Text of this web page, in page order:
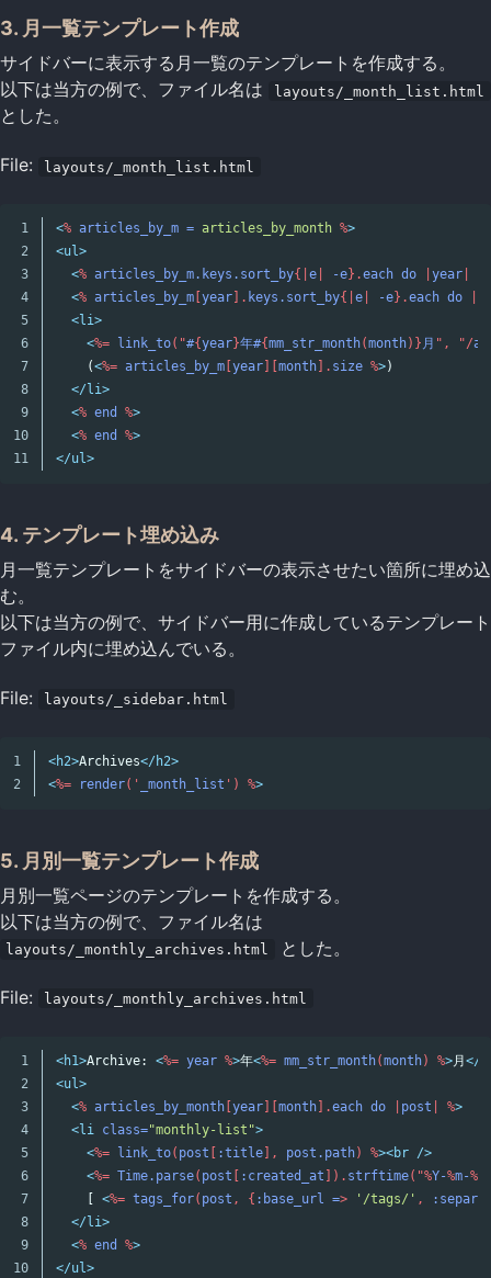
3. 月一覧テンプレート作成
サイドバーに表示する月一覧のテンプレートを作成する。
以下は当方の例で、ファイル名は
layouts/_month_list.html
とした。
File: layouts/_month_list.html
1
2
3
4
5
6
7
8
9
10
<% articles_by_m = articles_by_month %>
<ul>
<% articles_by_m.keys.sort_by{| e -e}.each do year
<% articles_by_m year ]. keys.sort_by{| e -e}.each do
<li>
<%= link_to("#{year}年#{mm_str_month(month)} 月 ", "/
    (
<%= articles_by_m year month ]. size %>)
</li>
<% end %>
<% end %>
</ul>
4. テンプレート埋め込み
月一覧テンプレートをサイドバーの表示させたい箇所に埋め込
む。
以下は当方の例で、サイドバー用に作成しているテンプレート
ファイル内に埋め込んでいる。
File: layouts/_sidebar.html
1
<h2>Archives</h2>
<%= render(' _month_list ') %>
5. 月別一覧テンプレート作成
月別一覧ページのテンプレートを作成する。
以下は当方の例で、ファイル名は
layouts/_monthly_archives.html とした。
File: layouts/_monthly_archives.html
1
2
3
4
5
6
7
8
9
<h1>Archive: <%= year %>年<%= mm_str_month(month) %>月</
<ul>
<% articles_by_month [year][month].each do post %>
<li
class="monthly-list">
<%= link_to( post [ :title], post.path) %><br />
<%= Time.parse( post [ :created_at ]). strftime("%Y-%m-%
    [
<%= tags_for( post , { :base_url => '/tags/' ,
</li>
<% end %>
</ul>